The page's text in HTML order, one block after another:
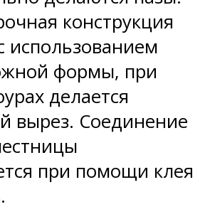
конструкция
использованием
формы, при
делается
вырез. Соединение
при помощи клея